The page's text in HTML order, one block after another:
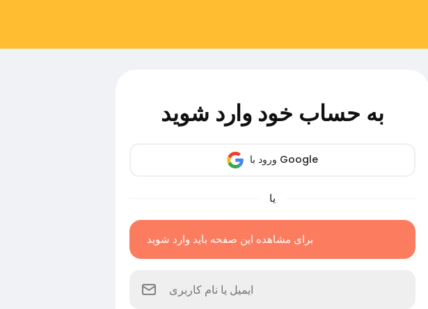
به حساب خود وارد شوید
ورود با Google
یا
برای مشاهده این صفحه باید وارد شوید